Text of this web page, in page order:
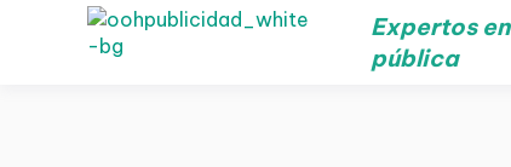
Expertos
pública